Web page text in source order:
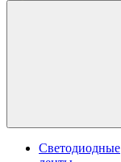
Светодиодные